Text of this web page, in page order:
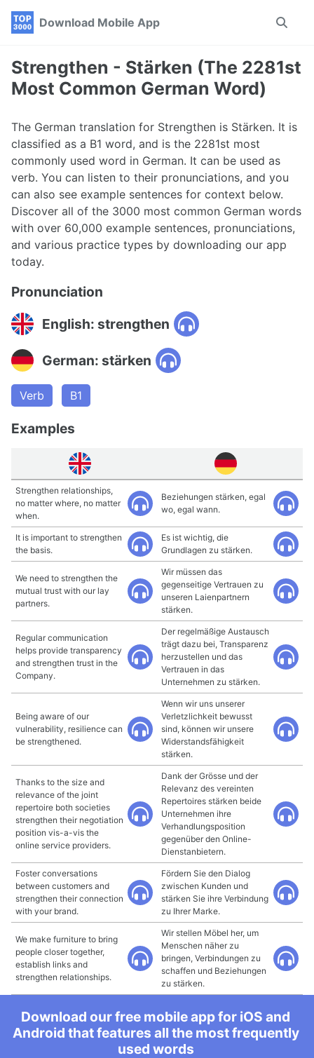
Skip
navigation
Skip
Skip
Download Mobile App
Toggle
Strengthen - Stärken (The 2281st
Most Common German Word)
The German translation for Strengthen is Stärken. It is
classified as a B1 word, and is the 2281st most
commonly used word in German. It can be used as
verb. You can listen to their pronunciations, and you
can also see example sentences for context below.
Discover all of the 3000 most common German words
with over 60,000 example sentences, pronunciations,
and various practice types by downloading our app
today.
Pronunciation
English: strengthen
German: stärken
Verb B1
Examples
Strengthen relationships,
no matter where, no matter
when.
Beziehungen stärken, egal
wo, egal wann.
It is important to strengthen
the basis.
Es ist wichtig, die
Grundlagen zu stärken.
We need to strengthen the
mutual trust with our lay
partners.
Wir müssen das
gegenseitige Vertrauen zu
unseren Laienpartnern
stärken.
Regular communication
helps provide transparency
and strengthen trust in the
Company.
Der regelmäßige Austausch
trägt dazu bei, Transparenz
herzustellen und das
Vertrauen in das
Unternehmen zu stärken.
Being aware of our
vulnerability, resilience can
be strengthened.
Wenn wir uns unserer
Verletzlichkeit bewusst
sind, können wir unsere
Widerstandsfähigkeit
stärken.
Thanks to the size and
relevance of the joint
repertoire both societies
strengthen their negotiation
position vis-a-vis the
online service providers.
Dank der Grösse und der
Relevanz des vereinten
Repertoires stärken beide
Unternehmen ihre
Verhandlungsposition
gegenüber den Online-
Dienstanbietern.
Foster conversations
between customers and
strengthen their connection
with your brand.
Fördern Sie den Dialog
zwischen Kunden und
stärken Sie ihre Verbindung
zu Ihrer Marke.
We make furniture to bring
people closer together,
establish links and
strengthen relationships.
Wir stellen Möbel her, um
Menschen näher zu
bringen, Verbindungen zu
schaffen und Beziehungen
zu stärken.
Download our free mobile app for iOS and
Android that features all the most frequently
used words